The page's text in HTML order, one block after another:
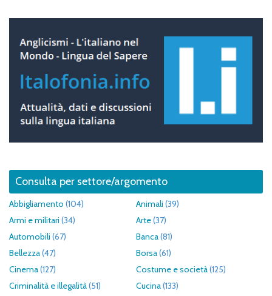
Consulta per settore/argomento
Abbigliamento (104) Animali (39)
Armi e militari (34) Arte(37)
Automobili (67) Banca(81)
Bellezza(47) Borsa(61)
Cinema(127) Costume e società(125)
Criminalità e illegalità(51) Cucina(133)